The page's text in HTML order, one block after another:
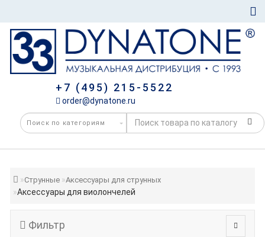
+7 (495) 215-5522
order@dynatone.ru
Струнные Аксессуары для струнных
Аксессуары для виолончелей
Фильтр